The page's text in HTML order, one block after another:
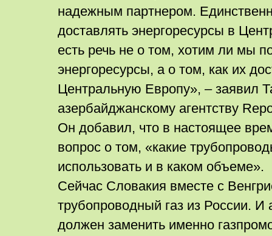
надежным партнером.
доставлять энергоресурсы в
есть речь не о том, хотим ли мы
энергоресурсы, а о том, как их
Центральную Европу», – заявил
азербайджанскому агентству
Он добавил, что в настоящее
вопрос о том, «какие
использовать и в каком объеме».
Сейчас Словакия вместе с
трубопроводный газ из России. И
должен заменить именно